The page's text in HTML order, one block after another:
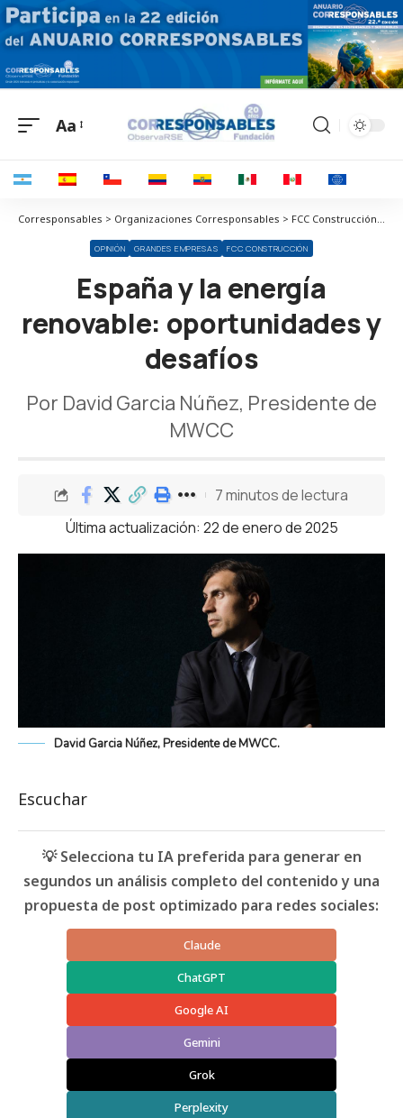
Aa
Corresponsables > Organizaciones Corresponsables > FCC Construcción > España y la energía renovable: oportunidades y desafíos
OPINIÓN GRANDES EMPRESAS FCC CONSTRUCCIÓN
España y la energía
renovable: oportunidades y
desafíos
Por David Garcia Núñez, Presidente de
MWCC
Última actualización: 22 de enero de 2025
7 minutos de lectura
David Garcia Núñez, Presidente de MWCC.
Escuchar
💡 Selecciona tu IA preferida para generar en
segundos un análisis completo del contenido y una
propuesta de post optimizado para redes sociales:
Claude
ChatGPT
Google AI
Gemini
Grok
Perplexity